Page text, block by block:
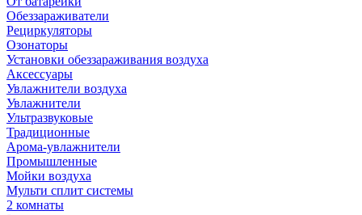
Обеззараживатели
Рециркуляторы
Озонаторы
Установки обеззараживания воздуха
Аксессуары
Увлажнители воздуха
Увлажнители
Ультразвуковые
Традиционные
Арома-увлажнители
Промышленные
Мойки воздуха
Мульти сплит системы
2 комнаты